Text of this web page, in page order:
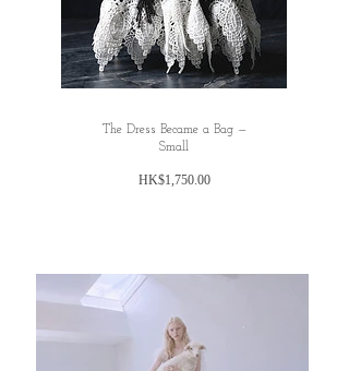
The Dress Became a Bag —
Small
HK$1,750.00価